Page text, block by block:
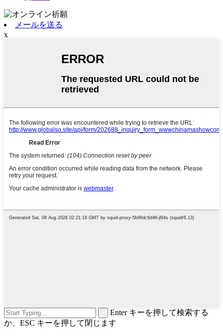
メールを送る
x
Enter キーを押して検索する
か、ESC キーを押して閉じます